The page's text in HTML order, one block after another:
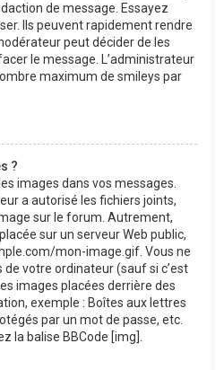
de message. Essayez
Ils peuvent rapidement rendre
peut décider de les
le message. L’administrateur
maximum de smileys par
?
images dans vos messages.
a autorisé les fichiers joints,
sur le forum. Autrement,
sur un serveur Web public,
mon-image.gif. Vous ne
votre ordinateur (sauf si c’est
images placées derrière des
exemple : Boîtes aux lettres
par un mot de passe, etc.
la balise BBCode [img].